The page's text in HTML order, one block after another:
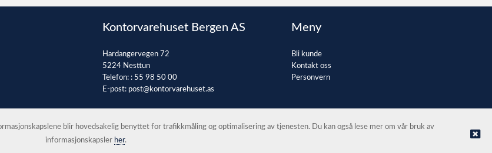
Kontorvarehuset Bergen AS
Hardangervegen 72
5224 Nesttun
Telefon: : 55 98 50 00
E-post: post@kontorvarehuset.as
Meny
Bli kunde
Kontakt oss
Personvern
© Kontorvarehuset Bergen AS |Nettbutikk levert av Kréatif
blir hovedsakelig benyttet for trafikkmåling og optimalisering av tjenesten. Du kan også lese mer om vår bruk av
informasjonskapsler her.